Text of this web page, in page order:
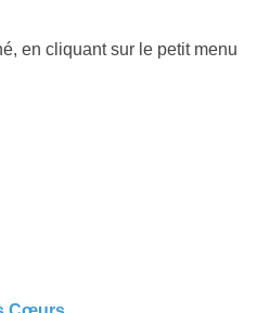
en cliquant sur le petit menu